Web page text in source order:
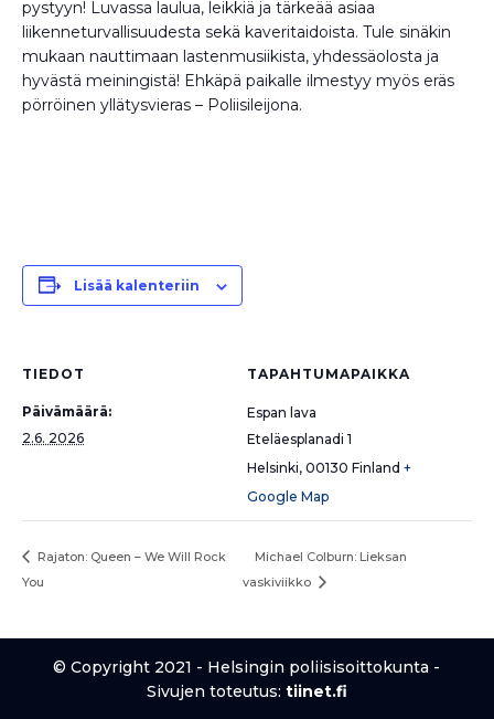
pystyyn! Luvassa laulua, leikkiä ja tärkeää asiaa
liikenneturvallisuudesta sekä kaveritaidoista. Tule sinäkin
mukaan nauttimaan lastenmusiikista, yhdessäolosta ja
hyvästä meiningistä! Ehkäpä paikalle ilmestyy myös eräs
pörröinen yllätysvieras – Poliisileijona.
Lisää kalenteriin
TIEDOT
Päivämäärä:
2.6. 2026
TAPAHTUMAPAIKKA
Espan lava
Eteläesplanadi 1
Helsinki, 00130 Finland +
Google Map
Rajaton: Queen – We Will Rock
You
Michael Colburn: Lieksan
vaskiviikko
© Copyright 2021 - Helsingin poliisisoittokunta -
Sivujen toteutus: tiinet.fi